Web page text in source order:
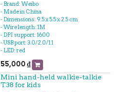
- Brand: Weibo
- Made in China
- Dimensions: 9.5 x 5.5 x 2.5 cm
- Wire length: 1M
- DPI support: 1600
- USB port: 3.0/2.0/1.1
- LED: red
55,000 ₫
Mini hand-held walkie-talkie
T38 for kids